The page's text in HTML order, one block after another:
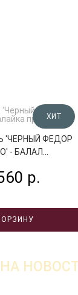
ХИТ
'ЧЕРНЫЙ ФЕДОР
- БАЛАЛ...
р.